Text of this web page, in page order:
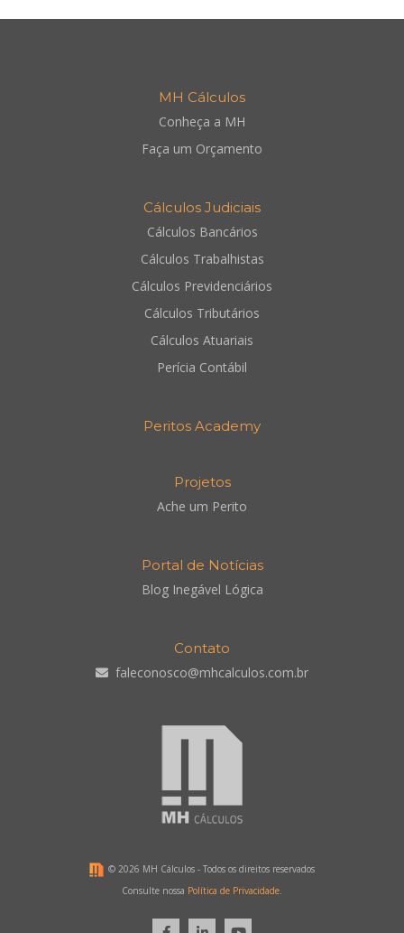
MH Cálculos
Conheça a MH
Faça um Orçamento
Cálculos Judiciais
Cálculos Bancários
Cálculos Trabalhistas
Cálculos Previdenciários
Cálculos Tributários
Cálculos Atuariais
Perícia Contábil
Peritos Academy
Projetos
Ache um Perito
Portal de Notícias
Blog Inegável Lógica
Contato
faleconosco@mhcalculos.com.br
© 2026 MH Cálculos - Todos os direitos reservados
Consulte nossa Política de Privacidade